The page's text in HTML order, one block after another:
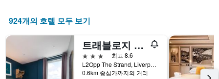
924개의 호텔 모두 보기
트래블로지 리버풀 센트럴 더 스트랜드
3성급
최고 8.6
L2Opp The Strand, Liverpool, UK, 리버풀, 영국
0.6km 중심가까지의 거리